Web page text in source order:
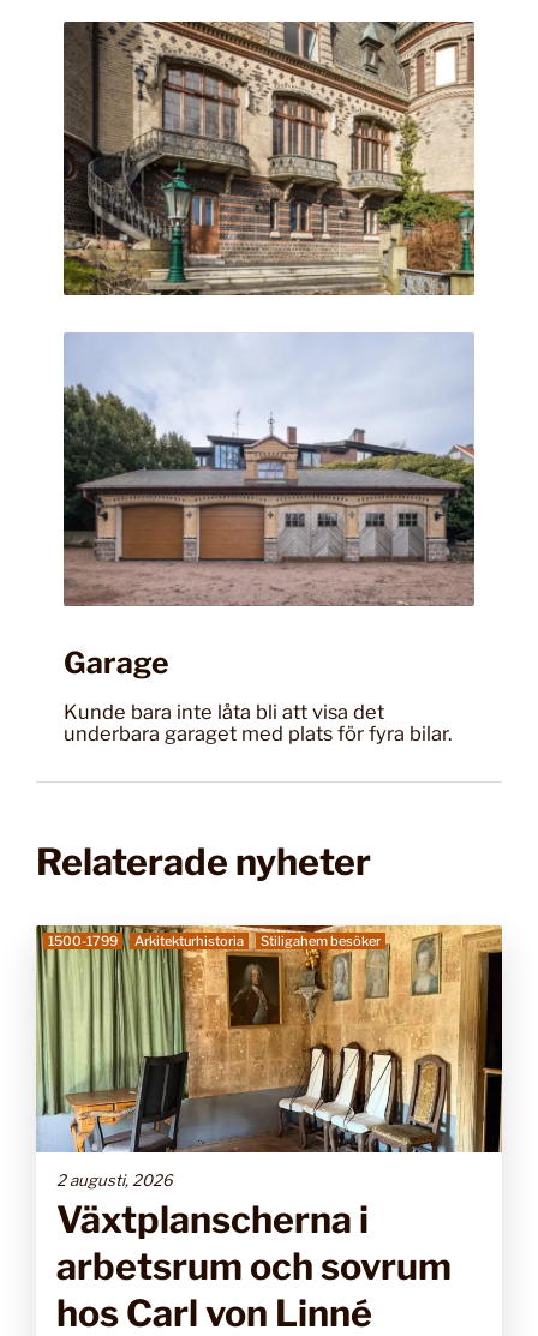
Garage
Kunde bara inte låta bli att visa det
underbara garaget med plats för fyra bilar.
Relaterade nyheter
1500-1799 Arkitekturhistoria Stiligahem besöker
2 augusti, 2026
Växtplanscherna i
arbetsrum och sovrum
hos Carl von Linné